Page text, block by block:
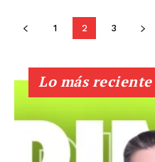
1 2 3
Lo más reciente